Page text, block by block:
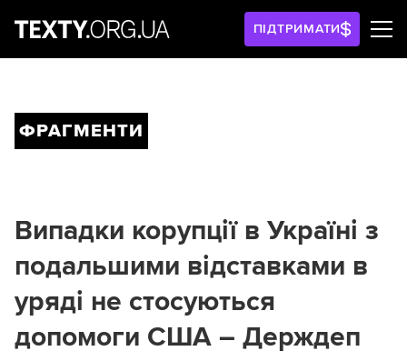
ПІДТРИМАТИ
ФРАГМЕНТИ
Випадки корупції в Україні з
подальшими відставками в
уряді не стосуються
допомоги США – Держдеп